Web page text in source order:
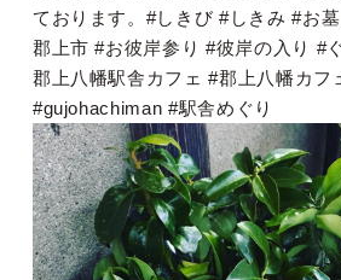
ております。#しきび #しきみ #お
郡上市 #お彼岸参り #彼岸の入り #
郡上八幡駅舎カフェ #郡上八幡カフ
#gujohachiman #駅舎めぐり